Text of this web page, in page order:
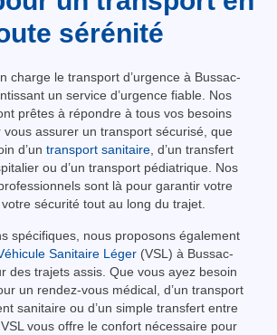
sérénité
charge le transport d’urgence à Bussac-
un service d’urgence fiable. Nos
prêtes à répondre à tous vos besoins
vous assurer un transport sécurisé, que
d’un transport sanitaire, d’un transfert
ou d’un transport pédiatrique. Nos
sont là pour garantir votre
sécurité tout au long du trajet.
spécifiques, nous proposons également
Sanitaire Léger(VSL) à Bussac-
des trajets assis. Que vous ayez besoin
un rendez-vous médical, d’un transport
sanitaire ou d’un simple transfert entre
vous offre le confort nécessaire pour